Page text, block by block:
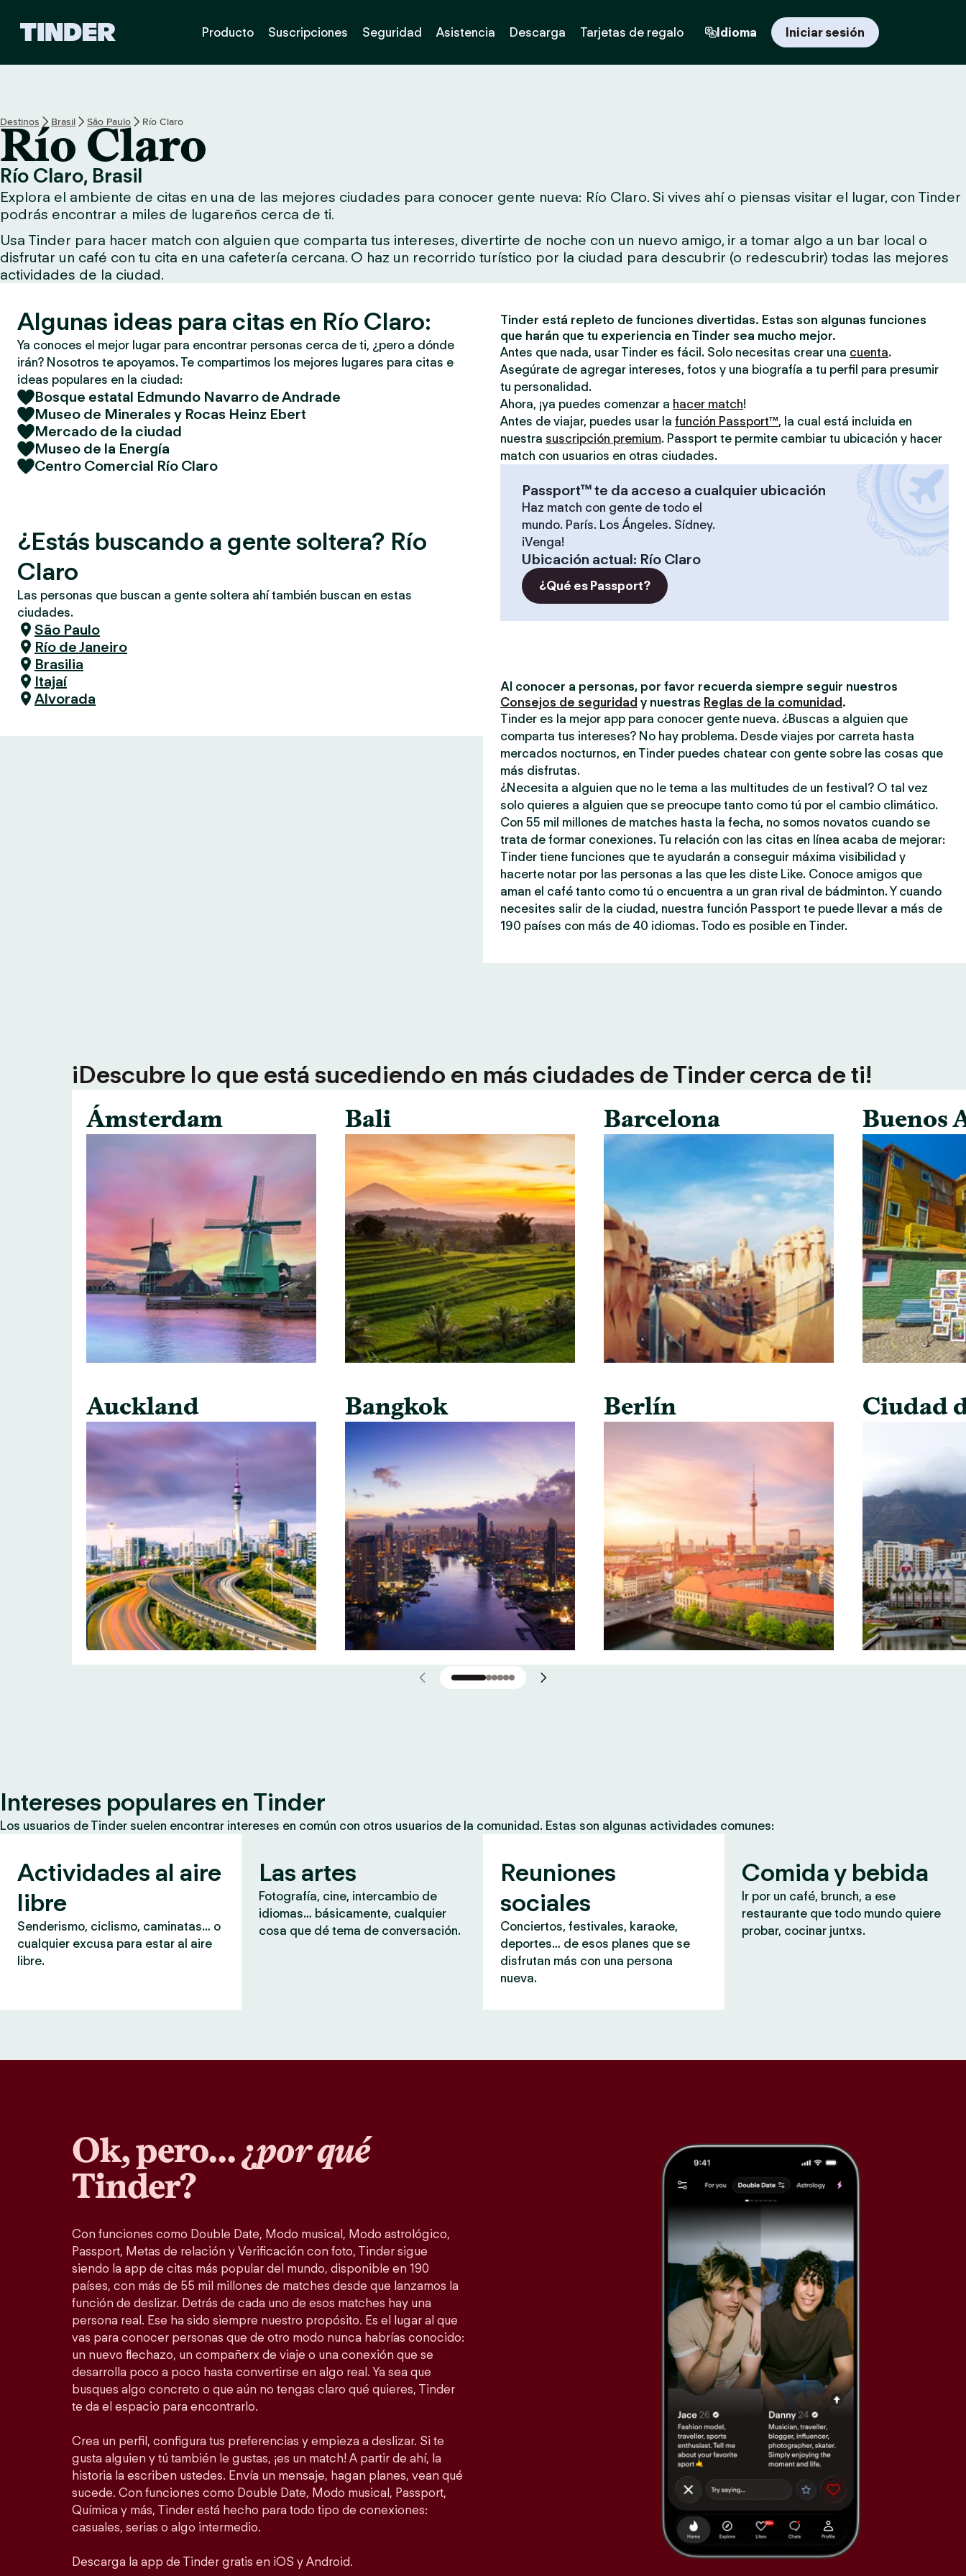
d
e
n
d
e
Producto Suscripciones Seguridad Asistencia Descarga Tarjetas de regalo Idioma Iniciar sesión
Destinos Brasil São Paulo Río Claro
Río Claro
Río Claro, Brasil
Explora el ambiente de citas en una de las mejores ciudades para conocer gente nueva: Río Claro. Si vives ahí o piensas visitar el lugar, con Tinder
podrás encontrar a miles de lugareños cerca de ti.
Usa Tinder para hacer match con alguien que comparta tus intereses, divertirte de noche con un nuevo amigo, ir a tomar algo a un bar local o
disfrutar un café con tu cita en una cafetería cercana. O haz un recorrido turístico por la ciudad para descubrir (o redescubrir) todas las mejores
actividades de la ciudad.
Algunas ideas para citas en Río Claro:
Ya conoces el mejor lugar para encontrar personas cerca de ti, ¿pero a dónde
irán? Nosotros te apoyamos. Te compartimos los mejores lugares para citas e
ideas populares en la ciudad:
Bosque estatal Edmundo Navarro de Andrade
Museo de Minerales y Rocas Heinz Ebert
Mercado de la ciudad
Museo de la Energía
Centro Comercial Río Claro
¿Estás buscando a gente soltera? Río
Claro
Las personas que buscan a gente soltera ahí también buscan en estas
ciudades.
São Paulo
Río de Janeiro
Brasilia
Itajaí
Alvorada
Tinder está repleto de funciones divertidas. Estas son algunas funciones
que harán que tu experiencia en Tinder sea mucho mejor.
Antes que nada, usar Tinder es fácil. Solo necesitas crear una cuenta.
Asegúrate de agregar intereses, fotos y una biografía a tu perfil para presumir
tu personalidad.
Ahora, ¡ya puedes comenzar a hacer match!
Antes de viajar, puedes usar la función Passport™, la cual está incluida en
nuestra suscripción premium. Passport te permite cambiar tu ubicación y hacer
match con usuarios en otras ciudades.
Passport™ te da acceso a cualquier ubicación
Haz match con gente de todo el
mundo. París. Los Ángeles. Sídney.
¡Venga!
Ubicación actual: Río Claro
¿Qué es Passport?
Al conocer a personas, por favor recuerda siempre seguir nuestros
Consejos de seguridad y nuestras Reglas de la comunidad .
Tinder es la mejor app para conocer gente nueva. ¿Buscas a alguien que
comparta tus intereses? No hay problema. Desde viajes por carreta hasta
mercados nocturnos, en Tinder puedes chatear con gente sobre las cosas que
más disfrutas.
¿Necesita a alguien que no le tema a las multitudes de un festival? O tal vez
solo quieres a alguien que se preocupe tanto como tú por el cambio climático.
Con 55 mil millones de matches hasta la fecha, no somos novatos cuando se
trata de formar conexiones. Tu relación con las citas en línea acaba de mejorar:
Tinder tiene funciones que te ayudarán a conseguir máxima visibilidad y
hacerte notar por las personas a las que les diste Like. Conoce amigos que
aman el café tanto como tú o encuentra a un gran rival de bádminton. Y cuando
necesites salir de la ciudad, nuestra función Passport te puede llevar a más de
190 países con más de 40 idiomas. Todo es posible en Tinder.
¡Descubre lo que está sucediendo en más ciudades de Tinder cerca de ti!
Ámsterdam
Auckland
Bali
Bangkok
Barcelona
Berlín
Buenos
Ciudad
Intereses populares en Tinder
Los usuarios de Tinder suelen encontrar intereses en común con otros usuarios de la comunidad. Estas son algunas actividades comunes:
Actividades al aire
libre
Senderismo, ciclismo, caminatas… o
cualquier excusa para estar al aire
libre.
Las artes
Fotografía, cine, intercambio de
idiomas… básicamente, cualquier
cosa que dé tema de conversación.
Reuniones
sociales
Conciertos, festivales, karaoke,
deportes… de esos planes que se
disfrutan más con una persona
nueva.
Comida y bebida
Ir por un café, brunch, a ese
restaurante que todo mundo quiere
probar, cocinar juntxs.
Ok, pero… ¿por qué
Tinder?
Con funciones como Double Date, Modo musical, Modo astrológico,
Passport, Metas de relación y Verificación con foto, Tinder sigue
siendo la app de citas más popular del mundo, disponible en 190
países, con más de 55 mil millones de matches desde que lanzamos la
función de deslizar. Detrás de cada uno de esos matches hay una
persona real. Ese ha sido siempre nuestro propósito. Es el lugar al que
vas para conocer personas que de otro modo nunca habrías conocido:
un nuevo flechazo, un compañerx de viaje o una conexión que se
desarrolla poco a poco hasta convertirse en algo real. Ya sea que
busques algo concreto o que aún no tengas claro qué quieres, Tinder
te da el espacio para encontrarlo.
Crea un perfil, configura tus preferencias y empieza a deslizar. Si te
gusta alguien y tú también le gustas, ¡es un match! A partir de ahí, la
historia la escriben ustedes. Envía un mensaje, hagan planes, vean qué
sucede. Con funciones como Double Date, Modo musical, Passport,
Química y más, Tinder está hecho para todo tipo de conexiones:
casuales, serias o algo intermedio.
Descarga la app de Tinder gratis en iOS y Android.